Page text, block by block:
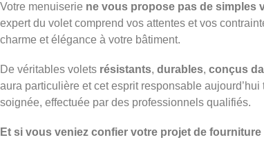
Votre menuiserie ne vous propose pas de simples
expert du volet comprend vos attentes et vos
charme et élégance à votre bâtiment.
De véritables volets résistants, durables, conçus
aura particulière et cet esprit responsable
soignée, effectuée par des professionnels qualifiés.
Et si vous veniez confier votre projet de